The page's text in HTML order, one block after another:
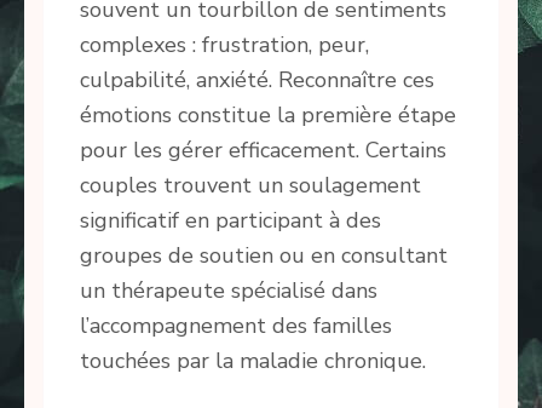
souvent un tourbillon de sentiments
complexes : frustration, peur,
culpabilité, anxiété. Reconnaître ces
émotions constitue la première étape
pour les gérer efficacement. Certains
couples trouvent un soulagement
significatif en participant à des
groupes de soutien ou en consultant
un thérapeute spécialisé dans
l’accompagnement des familles
touchées par la maladie chronique.